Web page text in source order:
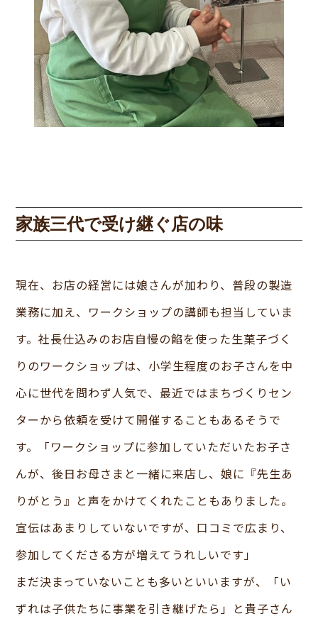
家族三代で受け継ぐ店の味
現在、お店の経営には娘さんが加わり、普段の製造
業務に加え、ワークショップの講師も担当していま
す。社長仕込みのお店自慢の餡を使った生菓子づく
りのワークショップは、小学生程度のお子さんを中
心に世代を問わず人気で、最近ではまちづくりセン
ターから依頼を受けて開催することもあるそうで
す。「ワークショップに参加していただいたお子さ
んが、後日お母さまと一緒に来店し、娘に『先生あ
りがとう』と声をかけてくれたこともありました。
宣伝はあまりしていないですが、口コミで広まり、
参加してくださる方が増えてうれしいです」
まだ決まっていないことも多いといいますが、「い
ずれは子供たちに事業を引き継げたら」と貴子さん